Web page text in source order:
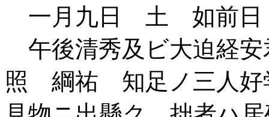
一月九日 土 如前日
午後清秀及ビ大迫経
照 綱祐 知足ノ三人好